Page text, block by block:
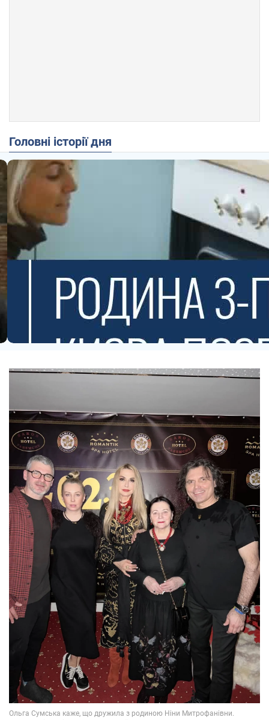
Головні історії дня